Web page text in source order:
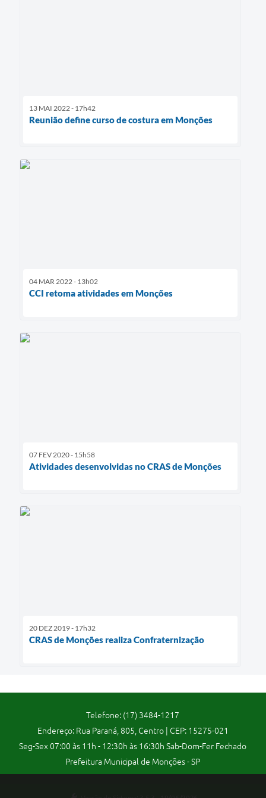
13 MAI 2022 - 17h42
Reunião define curso de costura em Monções
04 MAR 2022 - 13h02
CCI retoma atividades em Monções
07 FEV 2020 - 15h58
Atividades desenvolvidas no CRAS de Monções
20 DEZ 2019 - 17h32
CRAS de Monções realiza Confraternização
Telefone: (17) 3484-1217
Endereço: Rua Paraná, 805, Centro | CEP: 15275-021
Seg-Sex 07:00 às 11h - 12:30h às 16:30h Sab-Dom-Fer Fechado
Prefeitura Municipal de Monções - SP